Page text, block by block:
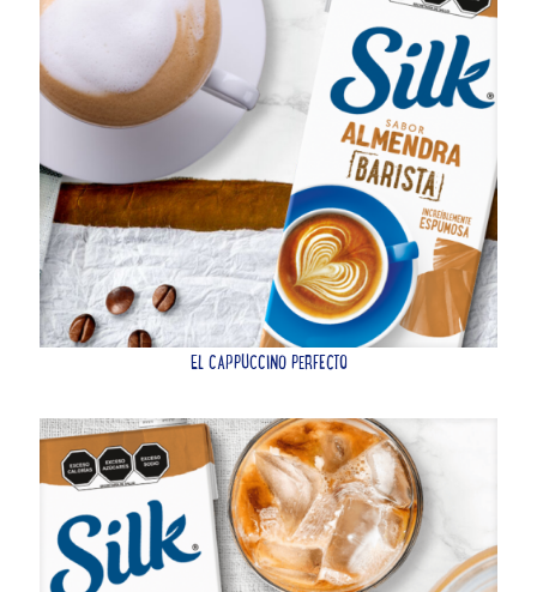
EL CAPPUCCINO PERFECTO